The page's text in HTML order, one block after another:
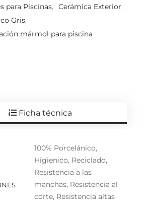
para Piscinas, Cerámica Exterior,
Gris,
mármol para piscina
Ficha técnica
100% Porcelánico,
Higienico, Reciclado,
Resistencia a las
manchas, Resistencia al
corte, Resistencia altas